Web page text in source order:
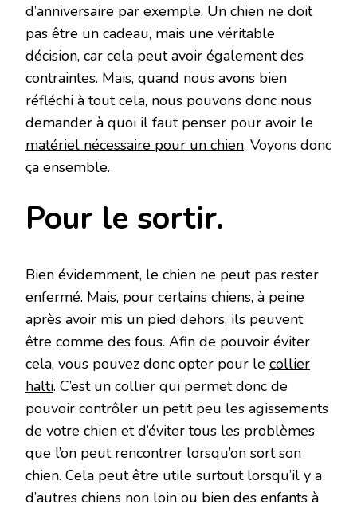
d’anniversaire par exemple. Un chien ne doit
pas être un cadeau, mais une véritable
décision, car cela peut avoir également des
contraintes. Mais, quand nous avons bien
réfléchi à tout cela, nous pouvons donc nous
demander à quoi il faut penser pour avoir le
matériel nécessaire pour un chien. Voyons donc
ça ensemble.
Pour le sortir.
Bien évidemment, le chien ne peut pas rester
enfermé. Mais, pour certains chiens, à peine
après avoir mis un pied dehors, ils peuvent
être comme des fous. Afin de pouvoir éviter
cela, vous pouvez donc opter pour le collier
halti. C’est un collier qui permet donc de
pouvoir contrôler un petit peu les agissements
de votre chien et d’éviter tous les problèmes
que l’on peut rencontrer lorsqu’on sort son
chien. Cela peut être utile surtout lorsqu’il y a
d’autres chiens non loin ou bien des enfants à